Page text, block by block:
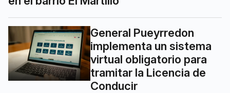
General Pueyrredon
implementa un sistema
virtual obligatorio para
tramitar la Licencia de
Conducir